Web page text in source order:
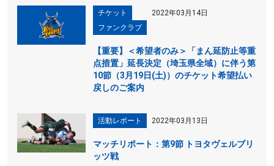
チケット
ファンクラブ
2022年03月14日
【重要】＜希望者のみ＞「まん延防止等重
点措置」延長決定（埼玉県全域）に伴う第
10節（3月19日(土)）のチケット希望払い
戻しのご案内
活動レポート 2022年03月13日
マッチリポート：第9節 トヨタヴェルブリ
ッツ戦